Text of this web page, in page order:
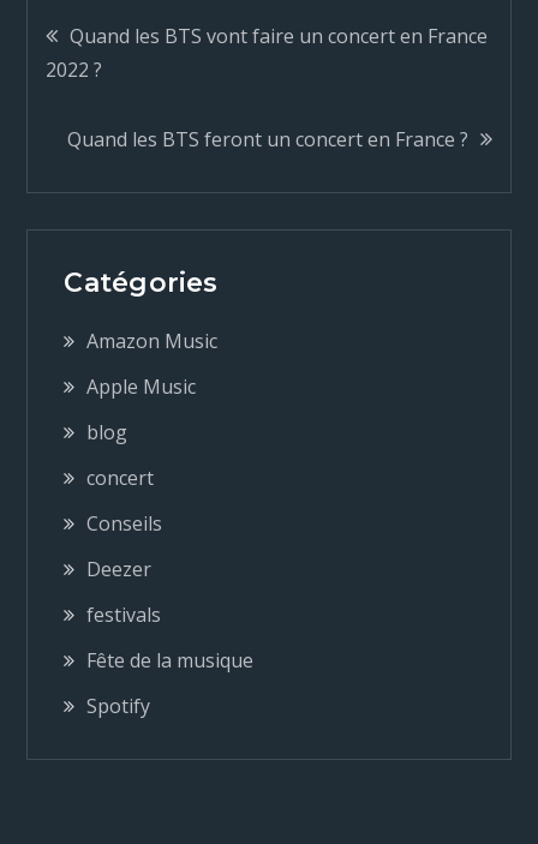
N
a
v
i
g
a
t
o
n
d
e
Quand les BTS vont faire un concert en France
2022 ?
Quand les BTS feront un concert en France ?
Catégories
Amazon Music
Apple Music
blog
concert
Conseils
Deezer
festivals
Fête de la musique
Spotify